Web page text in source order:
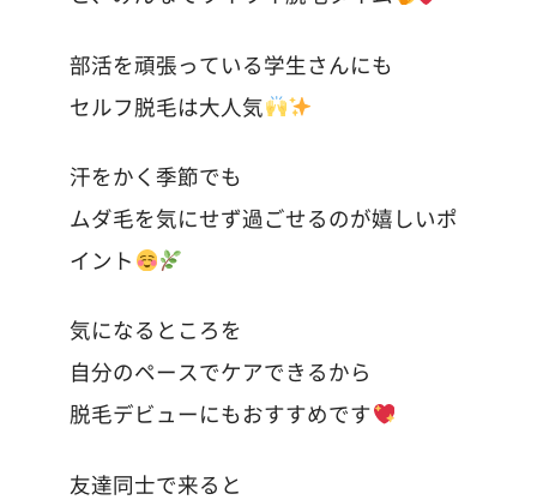
部活を頑張っている学生さんにも
セルフ脱毛は大人気
汗をかく季節でも
ムダ毛を気にせず過ごせるのが嬉しいポ
イント
気になるところを
自分のペースでケアできるから
脱毛デビューにもおすすめです
友達同士で来ると